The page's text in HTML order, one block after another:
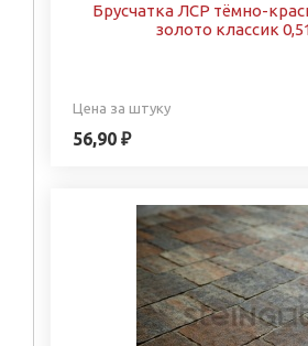
Брусчатка ЛСР тёмно-
золото классик
Цена за штуку
56,90 ₽